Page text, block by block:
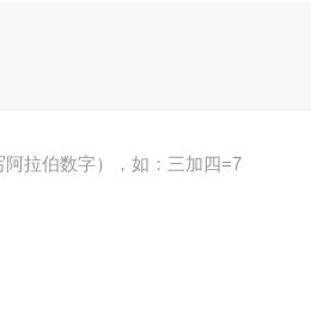
拉伯数字），如：三加四=7